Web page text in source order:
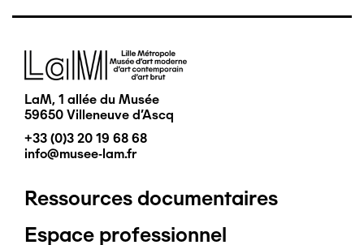
Image
LaM, 1 allée du Musée
59650 Villeneuve d'Ascq
+33 (0)3 20 19 68 68
info@musee-lam.fr
Pied
Ressources documentaires
Espace professionnel